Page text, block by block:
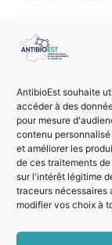
AntibioEst souhaite
accéder à des
pour mesure
contenu
et améliorer les
de ces traitements
sur l'intérêt légitime
traceurs nécessaires
modifier vos choix à
La
11%.
comme, par
importante
par
dans les
au taux